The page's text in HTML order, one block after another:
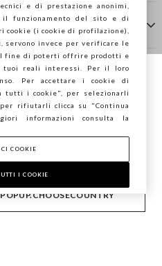
04240010274 - Cap. Soc.
-2.4.0
Italia, vuoi
Italia
e di prestazione anonimi,
funzionamento del sito e di
(i cookie di profilazione),
servono invece per verificare le
fine di poterti offrire prodotti e
reali interessi. Per il loro
Per accettare i cookie di
tutti i cookie", per selezionarli
rifiutarli clicca su "Continua
informazioni consulta la
COOKIE
I COOKIE